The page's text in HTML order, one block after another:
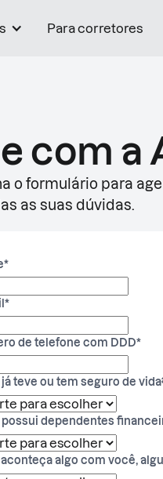
Para corretores
com a
o formulário para
as suas dúvidas.
*
*
de telefone com DDD*
teve ou tem seguro de
dependentes
algo com você,